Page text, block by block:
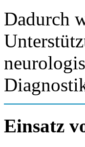
Dadurch
Einsatz